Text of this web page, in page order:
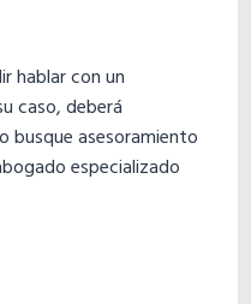
hablar con un
caso, deberá
busque asesoramiento
especializado